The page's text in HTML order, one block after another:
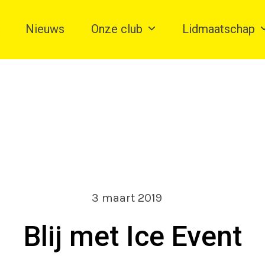
Nieuws Onze club Lidmaatschap
3 maart 2019
Blij met Ice Event